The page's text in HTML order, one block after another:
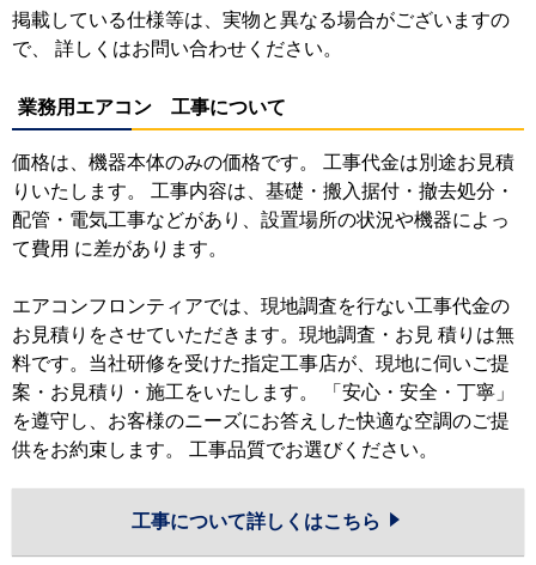
掲載している仕様等は、実物と異なる場合がございますの
で、 詳しくはお問い合わせください。
業務用エアコン 工事について
価格は、機器本体のみの価格です。 工事代金は別途お見積
りいたします。 工事内容は、基礎・搬入据付・撤去処分・
配管・電気工事などがあり、設置場所の状況や機器によっ
て費用 に差があります。
エアコンフロンティアでは、現地調査を行ない工事代金の
お見積りをさせていただきます。現地調査・お見 積りは無
料です。当社研修を受けた指定工事店が、現地に伺いご提
案・お見積り・施工をいたします。 「安心・安全・丁寧」
を遵守し、お客様のニーズにお答えした快適な空調のご提
供をお約束します。 工事品質でお選びください。
工事について詳しくはこちら